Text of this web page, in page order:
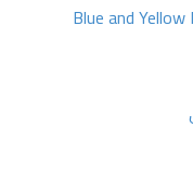
Blue and